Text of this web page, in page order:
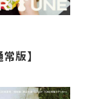
版】